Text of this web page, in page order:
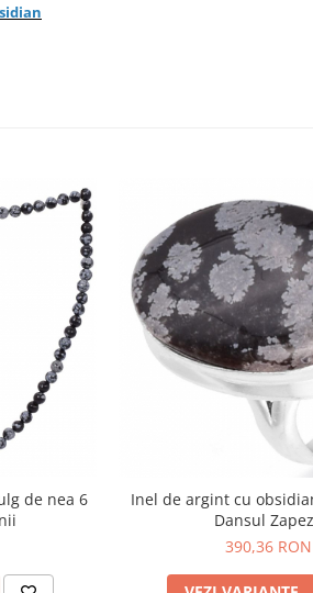
de nea 6
Inel de argint cu
Dansul
390,36 RON